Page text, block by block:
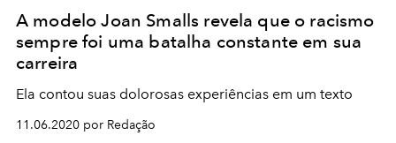
A modelo Joan Smalls revela que o racismo
sempre foi uma batalha constante em sua
carreira
Ela contou suas dolorosas experiências em um texto
11.06.2020 por Redação